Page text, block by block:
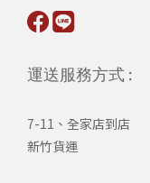
運送服務方式 :
7-11、全家店到店
新竹貨運